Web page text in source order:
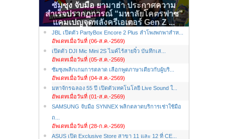
ซัมซุง จับมือ ยามาฮ่า ประกาศความ
สำเร็จปรากฏการณ์ “มหาลัยโคตรฟาซ”
แคมเปญจุดพลังครีเอเตอร์ Gen Z ...
JBL เปิดตัว PartyBox Encore 2 Plus ลำโพงพกพาสำห...
อัพเดทเมื่อวันที่ (06-ส.ค.-2569)
เปิดตัว DJI Mic Mini 2S ไมค์ไร้สายจิ๋ว บันทึกเส...
อัพเดทเมื่อวันที่ (05-ส.ค.-2569)
ซัมซุงพลิกเกมการตลาด เลือกพูดภาษาเดียวกับผู้บริ...
อัพเดทเมื่อวันที่ (04-ส.ค.-2569)
มหาจักรฉลอง 55 ปี เปิดตัวเทคโนโลยี Live Sound ใ...
อัพเดทเมื่อวันที่ (01-ส.ค.-2569)
SAMSUNG จับมือ SYNNEX พลิกตลาดบริการเช่าใช้มือ
ถ...
อัพเดทเมื่อวันที่ (28-ก.ค.-2569)
ASUS เปิด Exclusive Store สาขา 11 และ 12 ที่ CE...